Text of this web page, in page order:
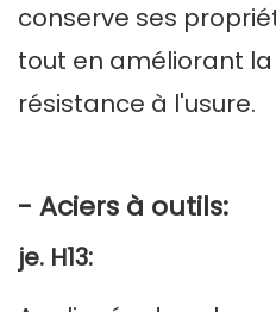
conserve ses
tout en améliorant
résistance à l'usure.
- Aciers à outils:
je. H13: